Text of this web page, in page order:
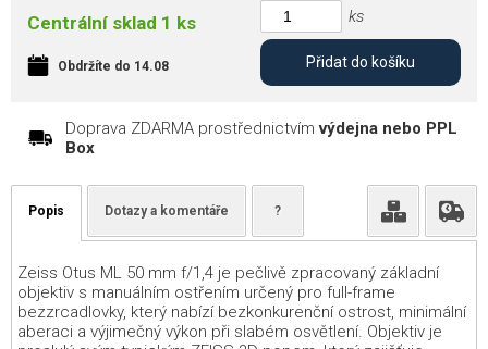
Centrální sklad 1 ks
Obdržíte do 14.08
ks
Přidat do košíku
Doprava ZDARMA prostřednictvímvýdejna nebo PPL
Box
Popis Dotazy a komentáře ?
Zeiss Otus ML 50 mm f/1,4 je pečlivě zpracovaný základní
objektiv s manuálním ostřením určený pro full-frame
bezzrcadlovky, který nabízí bezkonkurenční ostrost, minimální
aberaci a výjimečný výkon při slabém osvětlení. Objektiv je